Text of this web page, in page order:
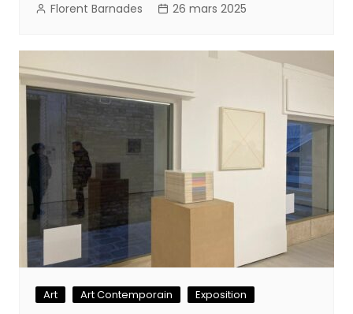
Florent Barnades 26 mars 2025
Art Art Contemporain Exposition